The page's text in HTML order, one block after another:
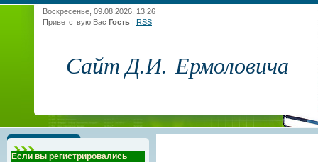
Воскресенье, 09.08.2026, 13:26
Приветствую Вас Гость | RSS
Сайт Д.И. Ермоловича
Если вы регистрировались